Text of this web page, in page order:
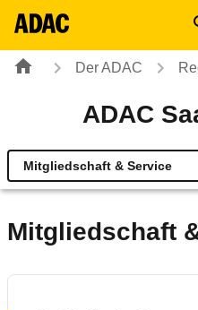
Der ADAC
ADAC
Mitgliedschaft & Service
Mitgliedschaft